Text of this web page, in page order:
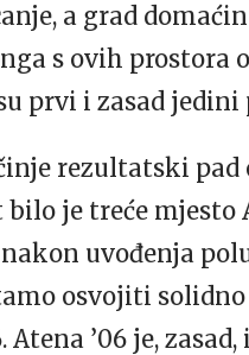
a grad
s ovih prostora
prvi i zasad
rezultatski pad
je treće mjesto
uvođenja
osvojiti
’06 je,